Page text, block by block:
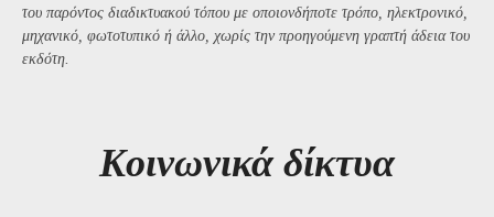
του παρόντος διαδικτυακού τόπου με οποιονδήποτε τρόπο, ηλεκτρονικό,
μηχανικό, φωτοτυπικό ή άλλο, χωρίς την προηγούμενη γραπτή άδεια του
εκδότη.
Kοινωνικά δίκτυα